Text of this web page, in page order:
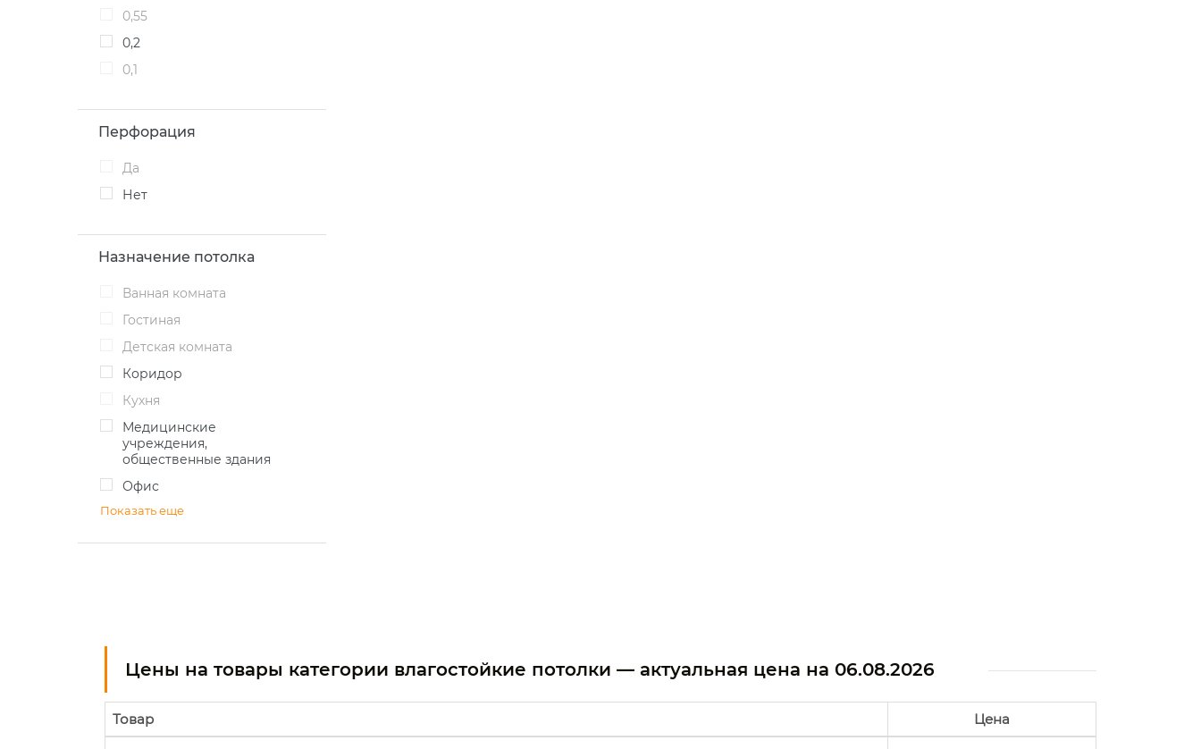
0,55
0,2
0,1
Перфорация
Да
Нет
Назначение потолка
ванная комната
Гостиная
Детская комната
коридор
кухня
медицинские
учреждения,
общественные здания
офис
Показать еще
Цены на товары категории влагостойкие потолки — актуальная цена на 06.08.2026
Товар Цена